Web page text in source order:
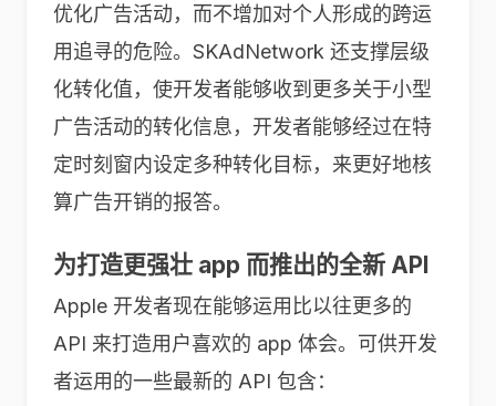
优化广告活动，而不增加对个人形成的跨运
用追寻的危险。SKAdNetwork 还支撑层级
化转化值，使开发者能够收到更多关于小型
广告活动的转化信息，开发者能够经过在特
定时刻窗内设定多种转化目标，来更好地核
算广告开销的报答。
为打造更强壮 app 而推出的全新 API
Apple 开发者现在能够运用比以往更多的
API 来打造用户喜欢的 app 体会。可供开发
者运用的一些最新的 API 包含：